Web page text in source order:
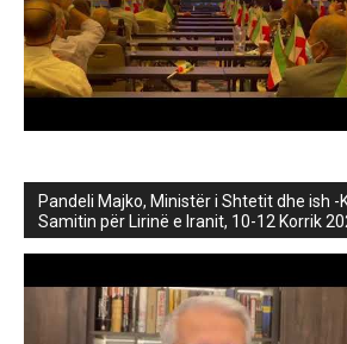
Pandeli Majko, Ministër i Shtetit dhe ish
Samitin për Lirinë e Iranit, 10-12 Korrik